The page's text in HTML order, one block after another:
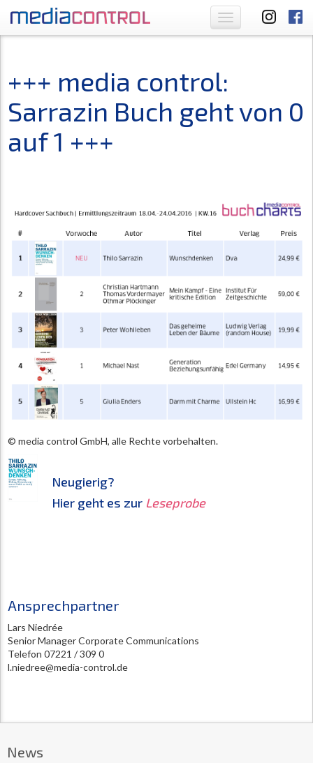
Toggle
navigation
+++ media control:
Sarrazin Buch geht von 0
auf 1 +++
© media control GmbH, alle Rechte vorbehalten.
Neugierig?
Hier geht es zur Leseprobe
Ansprechpartner
Lars Niedrée
Senior Manager Corporate Communications
Telefon 07221 / 309 0
l.niedree@media-control.de
News